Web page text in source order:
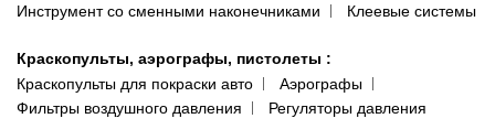
Инструмент со сменными наконечниками
Клеевые системы
Краскопульты, аэрографы, пистолеты :
Краскопульты для покраски авто
Аэрографы
Фильтры воздушного давления
Регуляторы давления